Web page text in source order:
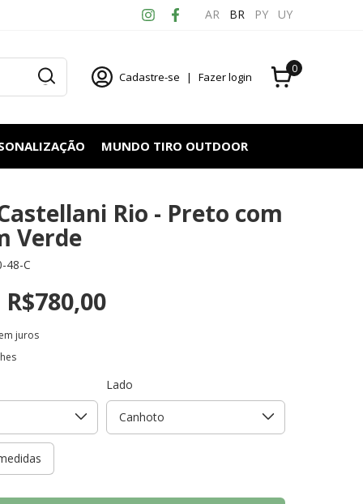
AR BR PY UY
Cadastre-se | Fazer login
0
MUNDO TIRO OUTDOOR
Rio - Preto com
Verde
48-C
R$780,00
juros
Lado